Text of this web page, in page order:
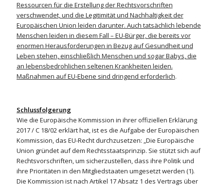
Ressourcen für die Erstellung der Rechtsvorschriften
verschwendet, und die Legitimität und Nachhaltigkeit der
Europäischen Union leiden darunter. Auch tatsächlich lebende
Menschen leiden in diesem Fall – EU-Bürger, die bereits vor
enormen Herausforderungen in Bezug auf Gesundheit und
Leben stehen, einschließlich Menschen und sogar Babys, die
an lebensbedrohlichen seltenen Krankheiten leiden.
Maßnahmen auf EU-Ebene sind dringend erforderlich.
Schlussfolgerung
Wie die Europäische Kommission in ihrer offiziellen Erklärung
2017 / C 18/02 erklärt hat, ist es die Aufgabe der Europäischen
Kommission, das EU-Recht durchzusetzen: „Die Europäische
Union gründet auf dem Rechtsstaatsprinzip. Sie stützt sich auf
Rechtsvorschriften, um sicherzustellen, dass ihre Politik und
ihre Prioritäten in den Mitgliedstaaten umgesetzt werden (1).
Die Kommission ist nach Artikel 17 Absatz 1 des Vertrags über